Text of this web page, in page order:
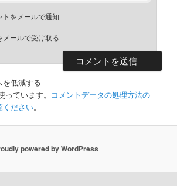
トをメールで通知
メールで受け取る
を低減する
ています。 コメントデータの処理方法の
ください。
powered by WordPress